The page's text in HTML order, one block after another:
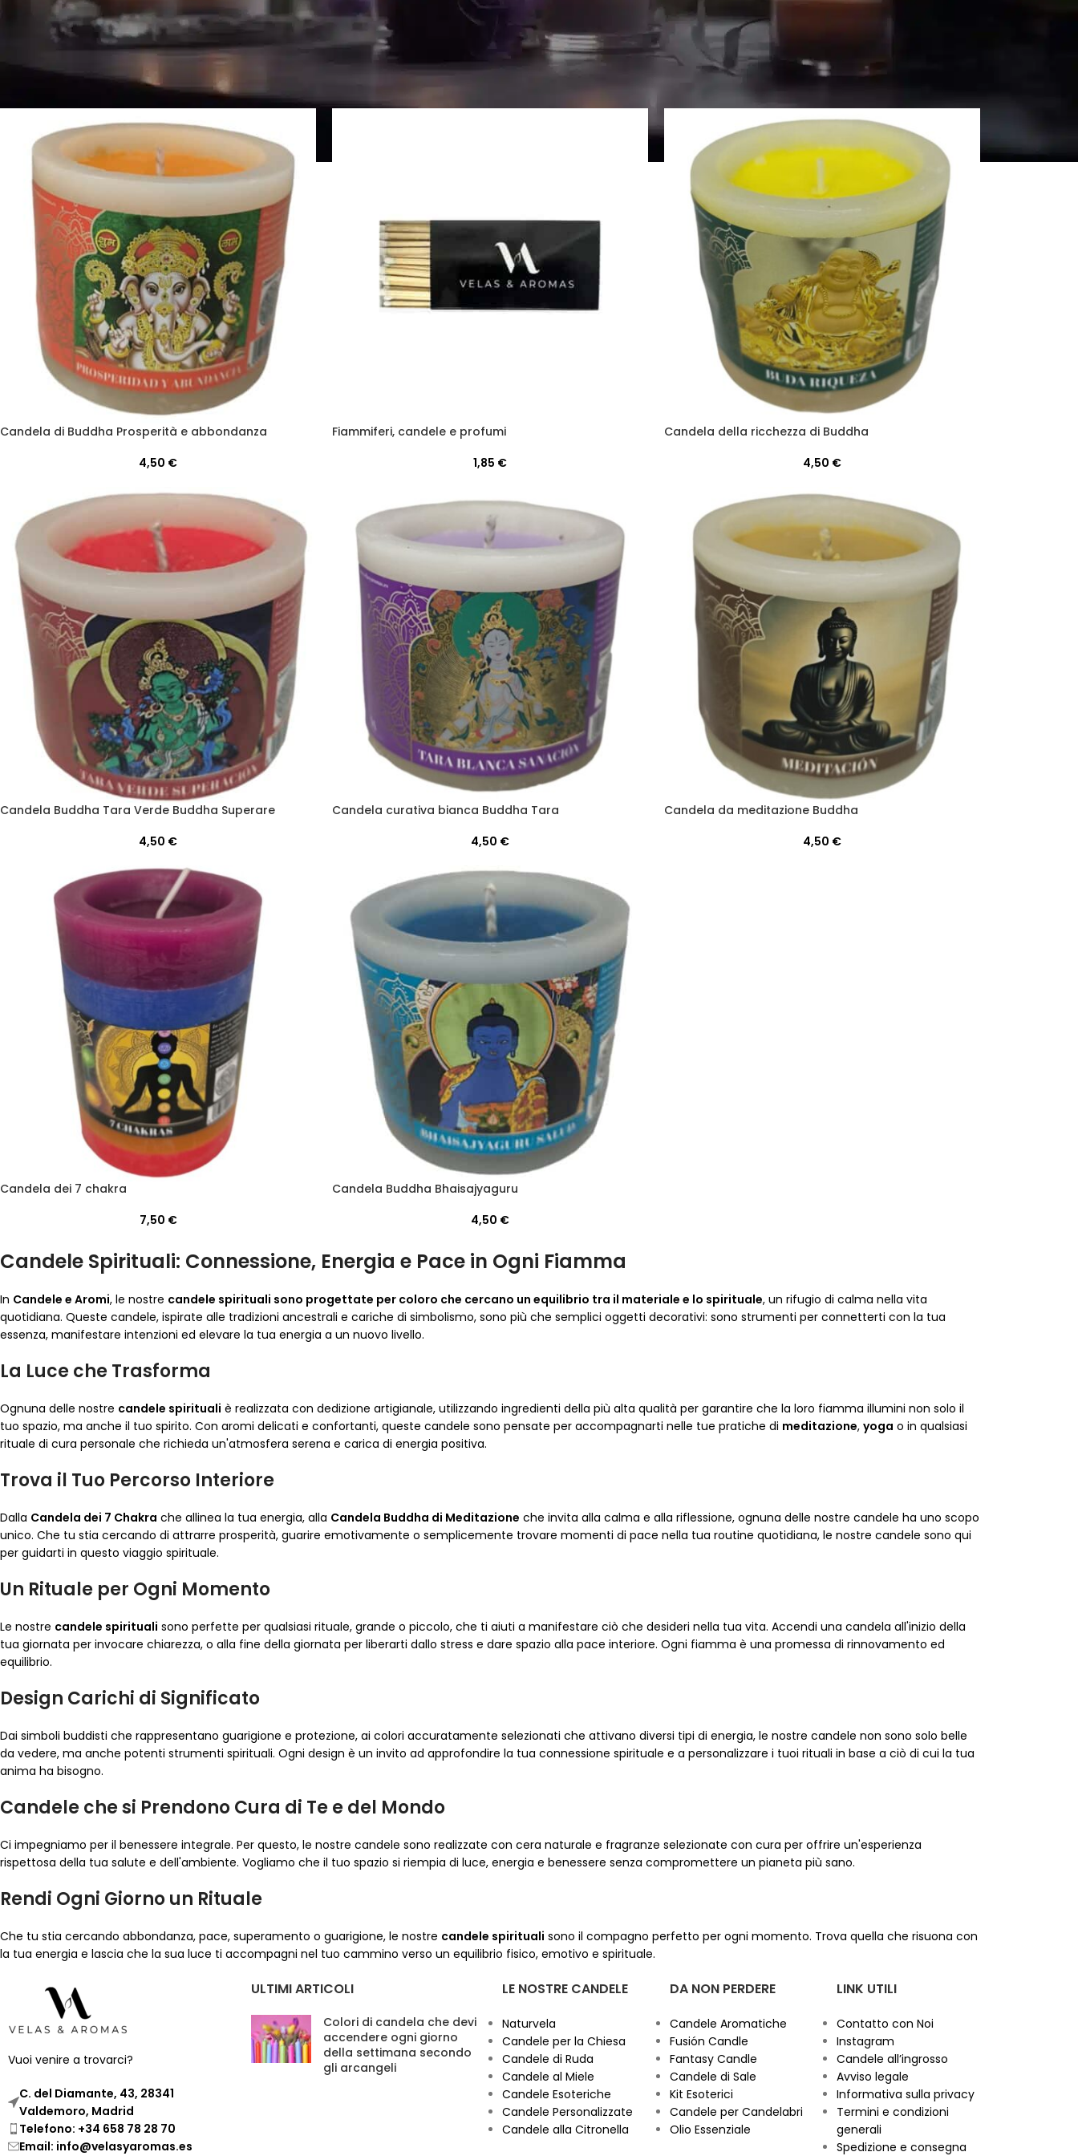
Scoprite le nostre candele spirituali da Velas y Aromas.Connessione, energia e pace per i vostri rituali.
Elevate il vostro benessere con candele di qualità, artigianali e fatte a
Pagina Iniziale> Spirituali Visualizza Tutti
Candela di Buddha Prosperità e abbondanza
4,50 €
Fiammiferi, candele e profumi
1,85 €
Candela della ricchezza di Buddha
4,50 €
Candela Buddha Tara Verde Buddha Superare
4,50 €
Candela curativa bianca Buddha Tara
4,50 €
Candela da meditazione Buddha
4,50 €
Candela dei 7 chakra
7,50 €
Candela Buddha Bhaisajyaguru
4,50 €
Candele Spirituali: Connessione, Energia e Pace in Ogni Fiamma
In Candele e Aromi, le nostre candele spirituali sono progettate per coloro che cercano un equilibrio tra il materiale e lo spirituale, un rifugio di calma nella vita
quotidiana. Queste candele, ispirate alle tradizioni ancestrali e cariche di simbolismo, sono più che semplici oggetti decorativi: sono strumenti per connetterti con la tua
essenza, manifestare intenzioni ed elevare la tua energia a un nuovo livello.
La Luce che Trasforma
Ognuna delle nostre candele spirituali è realizzata con dedizione artigianale, utilizzando ingredienti della più alta qualità per garantire che la loro fiamma illumini non solo il
tuo spazio, ma anche il tuo spirito. Con aromi delicati e confortanti, queste candele sono pensate per accompagnarti nelle tue pratiche di meditazione, yoga o in qualsiasi
rituale di cura personale che richieda un'atmosfera serena e carica di energia positiva.
Trova il Tuo Percorso Interiore
Dalla Candela dei 7 Chakra che allinea la tua energia, alla Candela Buddha di Meditazione che invita alla calma e alla riflessione, ognuna delle nostre candele ha uno scopo
unico. Che tu stia cercando di attrarre prosperità, guarire emotivamente o semplicemente trovare momenti di pace nella tua routine quotidiana, le nostre candele sono qui
per guidarti in questo viaggio spirituale.
Un Rituale per Ogni Momento
Le nostre candele spirituali sono perfette per qualsiasi rituale, grande o piccolo, che ti aiuti a manifestare ciò che desideri nella tua vita. Accendi una candela all'inizio della
tua giornata per invocare chiarezza, o alla fine della giornata per liberarti dallo stress e dare spazio alla pace interiore. Ogni fiamma è una promessa di rinnovamento ed
equilibrio.
Design Carichi di Significato
Dai simboli buddisti che rappresentano guarigione e protezione, ai colori accuratamente selezionati che attivano diversi tipi di energia, le nostre candele non sono solo belle
da vedere, ma anche potenti strumenti spirituali. Ogni design è un invito ad approfondire la tua connessione spirituale e a personalizzare i tuoi rituali in base a ciò di cui la tua
anima ha bisogno.
Candele che si Prendono Cura di Te e del Mondo
Ci impegniamo per il benessere integrale. Per questo, le nostre candele sono realizzate con cera naturale e fragranze selezionate con cura per offrire un'esperienza
rispettosa della tua salute e dell'ambiente. Vogliamo che il tuo spazio si riempia di luce, energia e benessere senza compromettere un pianeta più sano.
Rendi Ogni Giorno un Rituale
Che tu stia cercando abbondanza, pace, superamento o guarigione, le nostre candele spirituali sono il compagno perfetto per ogni momento. Trova quella che risuona con
la tua energia e lascia che la sua luce ti accompagni nel tuo cammino verso un equilibrio fisico, emotivo e spirituale.
Vuoi venire a trovarci?
C. del Diamante, 43, 28341
Valdemoro, Madrid
Telefono: +34 658 78 28 70
Email: info@velasyaromas.es
ULTIMI ARTICOLI
Colori di candela che devi
accendere ogni giorno
della settimana secondo
gli arcangeli
LE NOSTRE CANDELE
Naturvela
Candele per la Chiesa
Candele di Ruda
Candele al Miele
Candele Esoteriche
Candele Personalizzate
Candele alla Citronella
DA NON PERDERE
Candele Aromatiche
Fusión Candle
Fantasy Candle
Candele di Sale
Kit Esoterici
Candele per Candelabri
Olio Essenziale
LINK UTILI
Contatto con Noi
Instagram
Candele all’ingrosso
Avviso legale
Informativa sulla privacy
Termini e condizioni
generali
Spedizione e consegna